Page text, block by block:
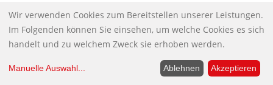
sieben Jahren Haft verurteilt – wegen der
gleichen Delikte, deretwegen Timoschenkos
Protegé Pawlo Lasarenko, 1996/97
Ministerpräsident der Ukraine, in den USA
neun Jahre bekam: nämlich wegen
Wir verwenden Cookies zum Bereitstellen unserer Leistungen.
Im Folgenden können Sie einsehen, um welche Cookies es sich
handelt und zu welchem Zweck sie erhoben werden.
Manuelle Auswahl... Ablehnen Akzeptieren